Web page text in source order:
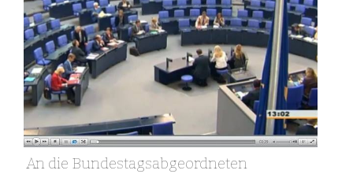
An die Bundestagsabgeordneten